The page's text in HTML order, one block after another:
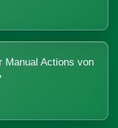
Manual Actions von